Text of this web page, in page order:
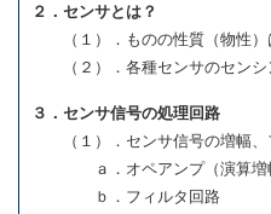
２．センサとは？
（１）．ものの性質（物性）
（２）．各種センサのセンシ
３．センサ信号の処理回路
（１）．センサ信号の増幅、
ａ．オペアンプ（演算増幅
ｂ．フィルタ回路